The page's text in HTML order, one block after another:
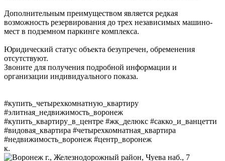
Дополнительным преимуществом является редкая
возможность резервирования до трех независимых машино-
мест в подземном паркинге комплекса.
Юридический статус объекта безупречен, обременения
отсутствуют.
Звоните для получения подробной информации и
организации индивидуального показа.
#купить_четырехкомнатную_квартиру
#элитная_недвижимость_воронеж
#купить_квартиру_в_центре #жк_делюкс #сакко_и_ванцетти
#видовая_квартира #четырехкомнатная_квартира
#недвижимость_воронеж #центр_воронеж
к.